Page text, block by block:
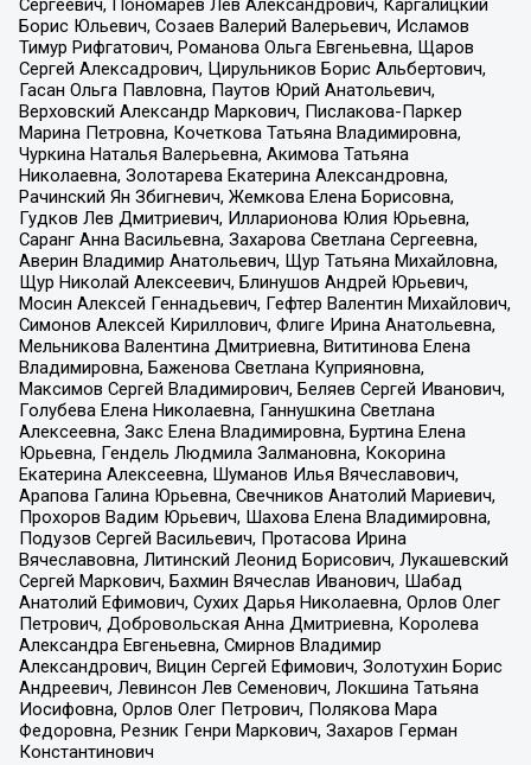
Сергеевич, Пономарев Лев Александрович, Каргалицкий
Борис Юльевич, Созаев Валерий Валерьевич, Исламов
Тимур Рифгатович, Романова Ольга Евгеньевна, Щаров
Сергей Алексадрович, Цирульников Борис Альбертович,
Гасан Ольга Павловна, Паутов Юрий Анатольевич,
Верховский Александр Маркович, Пислакова-Паркер
Марина Петровна, Кочеткова Татьяна Владимировна,
Чуркина Наталья Валерьевна, Акимова Татьяна
Николаевна, Золотарева Екатерина Александровна,
Рачинский Ян Збигневич, Жемкова Елена Борисовна,
Гудков Лев Дмитриевич, Илларионова Юлия Юрьевна,
Саранг Анна Васильевна, Захарова Светлана Сергеевна,
Аверин Владимир Анатольевич, Щур Татьяна Михайловна,
Щур Николай Алексеевич, Блинушов Андрей Юрьевич,
Мосин Алексей Геннадьевич, Гефтер Валентин Михайлович,
Симонов Алексей Кириллович, Флиге Ирина Анатольевна,
Мельникова Валентина Дмитриевна, Вититинова Елена
Владимировна, Баженова Светлана Куприяновна,
Максимов Сергей Владимирович, Беляев Сергей Иванович,
Голубева Елена Николаевна, Ганнушкина Светлана
Алексеевна, Закс Елена Владимировна, Буртина Елена
Юрьевна, Гендель Людмила Залмановна, Кокорина
Екатерина Алексеевна, Шуманов Илья Вячеславович,
Арапова Галина Юрьевна, Свечников Анатолий Мариевич,
Прохоров Вадим Юрьевич, Шахова Елена Владимировна,
Подузов Сергей Васильевич, Протасова Ирина
Вячеславовна, Литинский Леонид Борисович, Лукашевский
Сергей Маркович, Бахмин Вячеслав Иванович, Шабад
Анатолий Ефимович, Сухих Дарья Николаевна, Орлов Олег
Петрович, Добровольская Анна Дмитриевна, Королева
Александра Евгеньевна, Смирнов Владимир
Александрович, Вицин Сергей Ефимович, Золотухин Борис
Андреевич, Левинсон Лев Семенович, Локшина Татьяна
Иосифовна, Орлов Олег Петрович, Полякова Мара
Федоровна, Резник Генри Маркович, Захаров Герман
Константинович